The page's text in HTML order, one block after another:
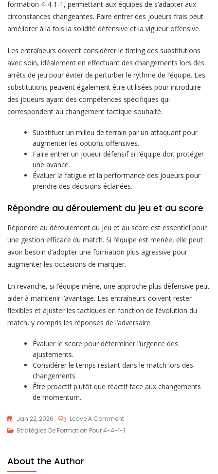
formation 4-4-1-1, permettant aux équipes de s’adapter aux
circonstances changeantes. Faire entrer des joueurs frais peut
améliorer à la fois la solidité défensive et la vigueur offensive.
Les entraîneurs doivent considérer le timing des substitutions
avec soin, idéalement en effectuant des changements lors des
arrêts de jeu pour éviter de perturber le rythme de l’équipe. Les
substitutions peuvent également être utilisées pour introduire
des joueurs ayant des compétences spécifiques qui
correspondent au changement tactique souhaité.
Substituer un milieu de terrain par un attaquant pour
augmenter les options offensives.
Faire entrer un joueur défensif si l’équipe doit protéger
une avance.
Évaluer la fatigue et la performance des joueurs pour
prendre des décisions éclairées.
Répondre au déroulement du jeu et au score
Répondre au déroulement du jeu et au score est essentiel pour
une gestion efficace du match. Si l’équipe est menée, elle peut
avoir besoin d’adopter une formation plus agressive pour
augmenter les occasions de marquer.
En revanche, si l’équipe mène, une approche plus défensive peut
aider à maintenir l’avantage. Les entraîneurs doivent rester
flexibles et ajuster les tactiques en fonction de l’évolution du
match, y compris les réponses de l’adversaire.
Évaluer le score pour déterminer l’urgence des
ajustements.
Considérer le temps restant dans le match lors des
changements.
Être proactif plutôt que réactif face aux changements
de momentum.
Jan 22, 2026 Leave A CommentOn
Analyse
Stratégies De Formation Pour 4-4-1-1
About the Author